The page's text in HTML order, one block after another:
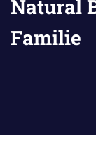
Natural
Familie